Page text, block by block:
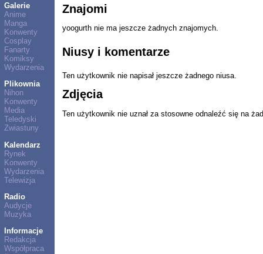
Galerie
Anime
Manga
Konwenty
Cosplay
Fanarty
Komiksy
Wydarzenia
Plikownia
Nihon
Konwenty
Media
Teledyski
Zwiastuny
Kalendarz
Rynek
Konwenty
Wydarzenia
Telewizja
Radio
Audycje
Muzyka
Informacje
Redakcja
Współpraca
Znajomi
yoogurth nie ma jeszcze żadnych znajomych.
Niusy i komentarze
Ten użytkownik nie napisał jeszcze żadnego niusa.
Zdjęcia
Ten użytkownik nie uznał za stosowne odnaleźć się na